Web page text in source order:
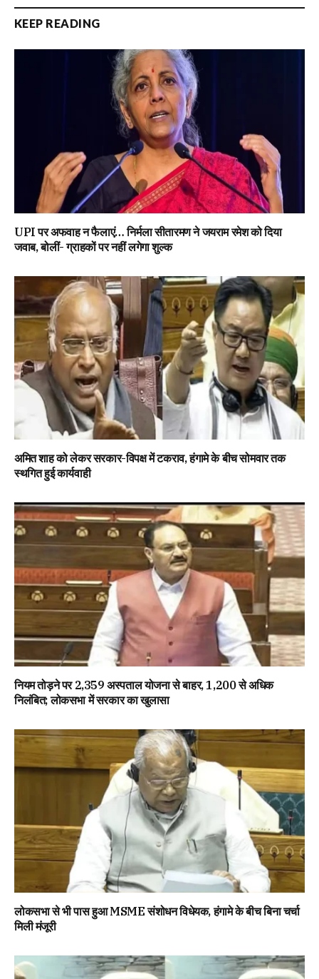
KEEP READING
UPI पर अफवाह न फैलाएं… निर्मला सीतारमण ने जयराम रमेश को दिया
जवाब, बोलीं- ग्राहकों पर नहीं लगेगा शुल्क
अमित शाह को लेकर सरकार-विपक्ष में टकराव, हंगामे के बीच सोमवार तक
स्थगित हुई कार्यवाही
नियम तोड़ने पर 2,359 अस्पताल योजना से बाहर, 1,200 से अधिक
निलंबित; लोकसभा में सरकार का खुलासा
लोकसभा से भी पास हुआ MSME संशोधन विधेयक, हंगामे के बीच बिना चर्चा
मिली मंजूरी